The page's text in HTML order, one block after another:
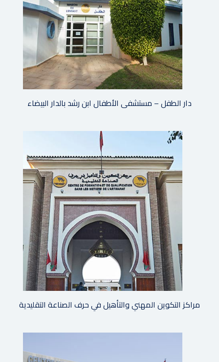
دار الطفل – مستشفى الأطفال ابن رشد بالدار البيضاء
مراكز التكوين المهني والتأهيل في حرف الصناعة التقليدية